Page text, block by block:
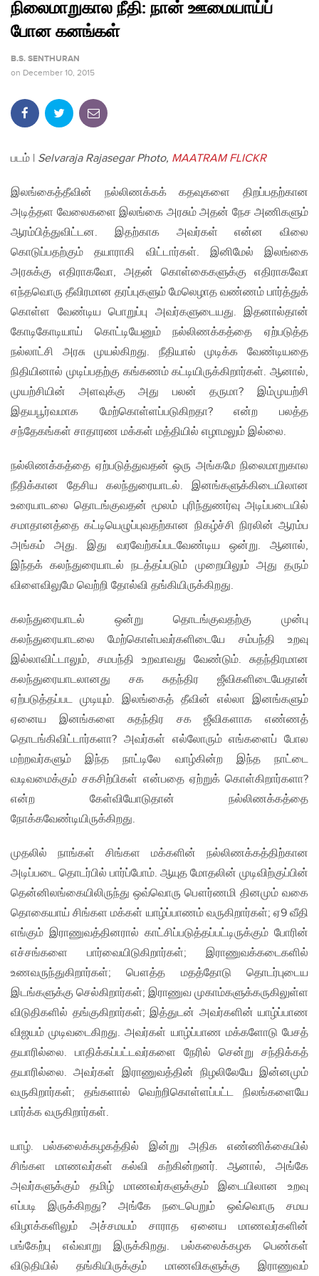
நிலைமாறுகால நீதி: நான் ஊமையாய்ப்
போன கனங்கள்
B.S. SENTHURAN
on December 10, 2015
படம் | Selvaraja Rajasegar Photo, MAATRAM FLICKR
இலங்கைத்தீவின் நல்லிணக்கக் கதவுகளை திறப்பதற்கான
அடித்தள வேலைகளை இலங்கை அரசும் அதன் நேச அணிகளும்
ஆரம்பித்துவிட்டன. இதற்காக அவர்கள் என்ன விலை
கொடுப்பதற்கும் தயாராகி விட்டார்கள். இனிமேல் இலங்கை
அரசுக்கு எதிராகவோ, அதன் கொள்கைகளுக்கு எதிராகவோ
எந்தவொரு தீவிரமான தரப்புகளும் மேலெழாத வண்ணம் பார்த்துக்
கொள்ள வேண்டிய பொறுப்பு அவர்களுடையது. இதனால்தான்
கோடிகோடியாய் கொட்டியேனும் நல்லிணக்கத்தை ஏற்படுத்த
நல்லாட்சி அரசு முயல்கிறது. நீதியால் முடிக்க வேண்டியதை
நிதியினால் முடிப்பதற்கு கங்கணம் கட்டியிருக்கிறார்கள். ஆனால்,
முயற்சியின் அளவுக்கு அது பலன் தருமா? இம்முயற்சி
இதயபூர்வமாக மேற்கொள்ளப்படுகிறதா? என்ற பலத்த
சந்தேகங்கள் சாதாரண மக்கள் மத்தியில் எழாமலும் இல்லை.
நல்லிணக்கத்தை ஏற்படுத்துவதன் ஒரு அங்கமே நிலைமாறுகால
நீதிக்கான தேசிய கலந்துரையாடல். இனங்களுக்கிடையிலான
உரையாடலை தொடங்குவதன் மூலம் புரிந்துணர்வு அடிப்படையில்
சமாதானத்தை கட்டியெழுப்புவதற்கான நிகழ்ச்சி நிரலின் ஆரம்ப
அங்கம் அது. இது வரவேற்கப்படவேண்டிய ஒன்று. ஆனால்,
இந்தக் கலந்துரையாடல் நடத்தப்படும் முறையிலும் அது தரும்
விளைவிலுமே வெற்றி தோல்வி தங்கியிருக்கிறது.
கலந்துரையாடல் ஒன்று தொடங்குவதற்கு முன்பு
கலந்துரையாடலை மேற்கொள்பவர்களிடையே சம்பந்தி உறவு
இல்லாவிட்டாலும், சமபந்தி உறவாவது வேண்டும். சுதந்திரமான
கலந்துரையாடலானது சக சுதந்திர ஜீவிகளிடையேதான்
ஏற்படுத்தப்பட முடியும். இலங்கைத் தீவின் எல்லா இனங்களும்
ஏனைய இனங்களை சுதந்திர சக ஜீவிகளாக எண்ணத்
தொடங்கிவிட்டார்களா? அவர்கள் எல்லோரும் எங்களைப் போல
மற்றவர்களும் இந்த நாட்டிலே வாழ்கின்ற இந்த நாட்டை
வடிவமைக்கும் சகசிற்பிகள் என்பதை ஏற்றுக் கொள்கிறார்களா?
என்ற கேள்வியோடுதான் நல்லிணக்கத்தை
நோக்கவேண்டியிருக்கிறது.
முதலில் நாங்கள் சிங்கள மக்களின் நல்லிணக்கத்திற்கான
அடிப்படை தொடர்பில் பார்ப்போம். ஆயுத மோதலின் முடிவிற்குப்பின்
தென்னிலங்கையிலிருந்து ஒவ்வொரு பௌர்ணமி தினமும் வகை
தொகையாய் சிங்கள மக்கள் யாழ்ப்பாணம் வருகிறார்கள்; ஏ9 வீதி
எங்கும் இராணுவத்தினரால் காட்சிப்படுத்தப்பட்டிருக்கும் போரின்
எச்சங்களை பார்வையிடுகிறார்கள்; இராணுவக்கடைகளில்
உணவருந்துகிறார்கள்; பௌத்த மதத்தோடு தொடர்புடைய
இடங்களுக்கு செல்கிறார்கள்; இராணுவ முகாம்களுக்கருகிலுள்ள
விடுதிகளில் தங்குகிறார்கள்; இத்துடன் அவர்களின் யாழ்ப்பாண
விஜயம் முடிவடைகிறது. அவர்கள் யாழ்ப்பாண மக்களோடு பேசத்
தயாரில்லை. பாதிக்கப்பட்டவர்களை நேரில் சென்று சந்திக்கத்
தயாரில்லை. அவர்கள் இராணுவத்தின் நிழலிலேயே இன்னமும்
வருகிறார்கள்; தங்களால் வெற்றிகொள்ளப்பட்ட நிலங்களையே
பார்க்க வருகிறார்கள்.
யாழ். பல்கலைக்கழகத்தில் இன்று அதிக எண்ணிக்கையில்
சிங்கள மாணவர்கள் கல்வி கற்கின்றனர். ஆனால், அங்கே
அவர்களுக்கும் தமிழ் மாணவர்களுக்கும் இடையிலான உறவு
எப்படி இருக்கிறது? அங்கே நடைபெறும் ஒவ்வொரு சமய
விழாக்களிலும் அச்சமயம் சாராத ஏனைய மாணவர்களின்
பங்கேற்பு எவ்வாறு இருக்கிறது. பல்கலைக்கழக பெண்கள்
விடுதியில் தங்கியிருக்கும் மாணவிகளுக்கு இராணுவம்